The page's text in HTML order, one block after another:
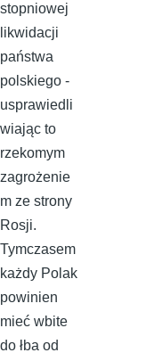
stopniowej
likwidacji
państwa
polskiego -
usprawiedli
wiając to
rzekomym
zagrożenie
m ze strony
Rosji.
Tymczasem
każdy Polak
powinien
mieć wbite
do łba od